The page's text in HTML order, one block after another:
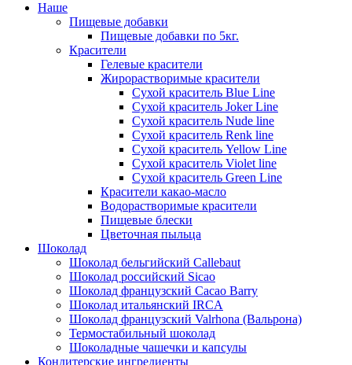
Наше
Пищевые добавки
Пищевые добавки по 5кг.
Красители
Гелевые красители
Жирорастворимые красители
Сухой краситель Blue Line
Сухой краситель Joker Line
Сухой краситель Nude line
Сухой краситель Renk line
Сухой краситель Yellow Line
Сухой краситель Violet line
Сухой краситель Green Line
Красители какао-масло
Водорастворимые красители
Пищевые блески
Цветочная пыльца
Шоколад
Шоколад бельгийский Callebaut
Шоколад российский Sicao
Шоколад французский Cacao Barry
Шоколад итальянский IRCA
Шоколад французский Valrhona (Вальрона)
Термостабильный шоколад
Шоколадные чашечки и капсулы
Кондитерские ингредиенты